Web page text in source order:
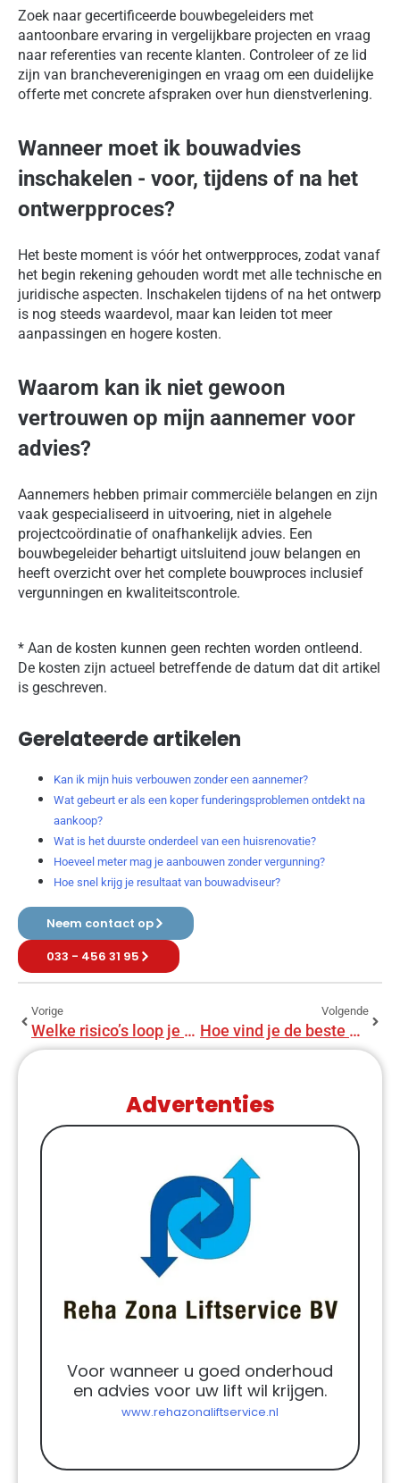
Zoek naar gecertificeerde bouwbegeleiders met
aantoonbare ervaring in vergelijkbare projecten en vraag
naar referenties van recente klanten. Controleer of ze lid
zijn van brancheverenigingen en vraag om een duidelijke
offerte met concrete afspraken over hun dienstverlening.
Wanneer moet ik bouwadvies
inschakelen - voor, tijdens of na het
ontwerpproces?
Het beste moment is vóór het ontwerpproces, zodat vanaf
het begin rekening gehouden wordt met alle technische en
juridische aspecten. Inschakelen tijdens of na het ontwerp
is nog steeds waardevol, maar kan leiden tot meer
aanpassingen en hogere kosten.
Waarom kan ik niet gewoon
vertrouwen op mijn aannemer voor
advies?
Aannemers hebben primair commerciële belangen en zijn
vaak gespecialiseerd in uitvoering, niet in algehele
projectcoördinatie of onafhankelijk advies. Een
bouwbegeleider behartigt uitsluitend jouw belangen en
heeft overzicht over het complete bouwproces inclusief
vergunningen en kwaliteitscontrole.
* Aan de kosten kunnen geen rechten worden ontleend.
De kosten zijn actueel betreffende de datum dat dit artikel
is geschreven.
Gerelateerde artikelen
Kan ik mijn huis verbouwen zonder een aannemer?
Wat gebeurt er als een koper funderingsproblemen ontdekt na
aankoop?
Wat is het duurste onderdeel van een huisrenovatie?
Hoeveel meter mag je aanbouwen zonder vergunning?
Hoe snel krijg je resultaat van bouwadviseur?
Neem contact op
033 - 456 31 95
Vorige
Welke risico’s loop je zonder bouwadviseur?
Volgende
Hoe vind je de beste bouwadviseur?
Advertenties
Voor wanneer u goed onderhoud
en advies voor uw lift wil krijgen.
www.rehazonaliftservice.nl